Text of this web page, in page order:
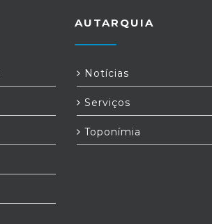
AUTARQUIA
Notícias
Serviços
Toponímia